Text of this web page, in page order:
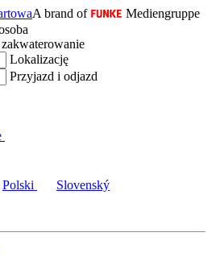
A brand of
Mediengruppe
Lokalizację
Przyjazd i odjazd
Polski Slovenský